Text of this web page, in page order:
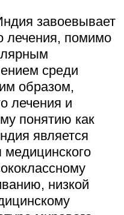
завоевывает
лечения, помимо
среди
образом,
лечения и
понятию как
является
низкой